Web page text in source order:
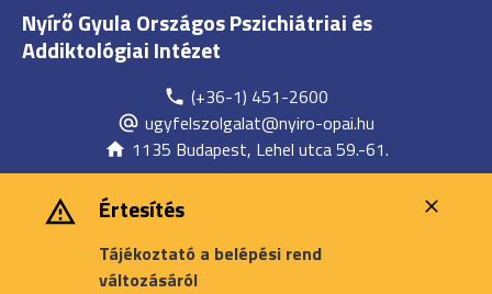
Nyírő Gyula Országos Pszichiátriai és
Addiktológiai Intézet
(+36-1) 451-2600
ugyfelszolgalat@nyiro-opai.hu
1135 Budapest, Lehel utca 59.-61.
Értesítés
Tájékoztató a belépési rend
változásáról